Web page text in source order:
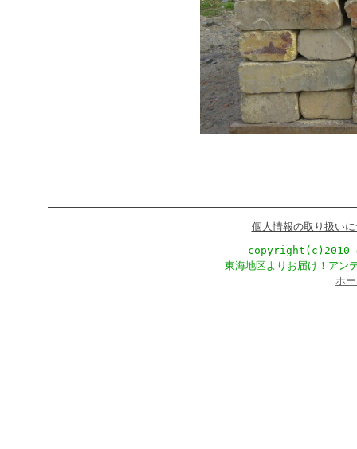
個人情報の取り扱い
copyright(c)2010
東海地区よりお届け！アン
ホ